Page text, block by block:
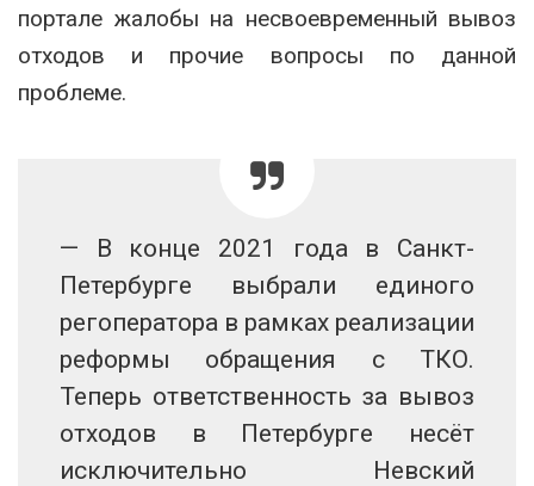
портале жалобы на несвоевременный вывоз
отходов и прочие вопросы по данной
проблеме.
— В конце 2021 года в Санкт-
Петербурге выбрали единого
регоператора в рамках реализации
реформы обращения с ТКО.
Теперь ответственность за вывоз
отходов в Петербурге несёт
исключительно Невский